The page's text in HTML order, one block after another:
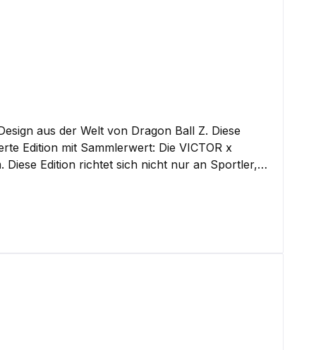
aus der Welt von Dragon Ball Z. Diese
Diese Edition richtet sich nicht nur an Sportler,
goldene Kintoun-Wolke – bekannt aus der
Atmungsaktivität, Flexibilität und